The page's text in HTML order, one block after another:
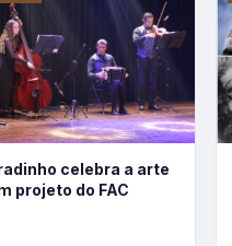
celebra a arte
projeto do FAC